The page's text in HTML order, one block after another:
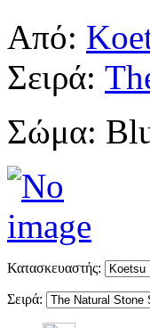
Από:
Σειρά:
Σώμα:
Κατασκευαστής:
Σειρά: